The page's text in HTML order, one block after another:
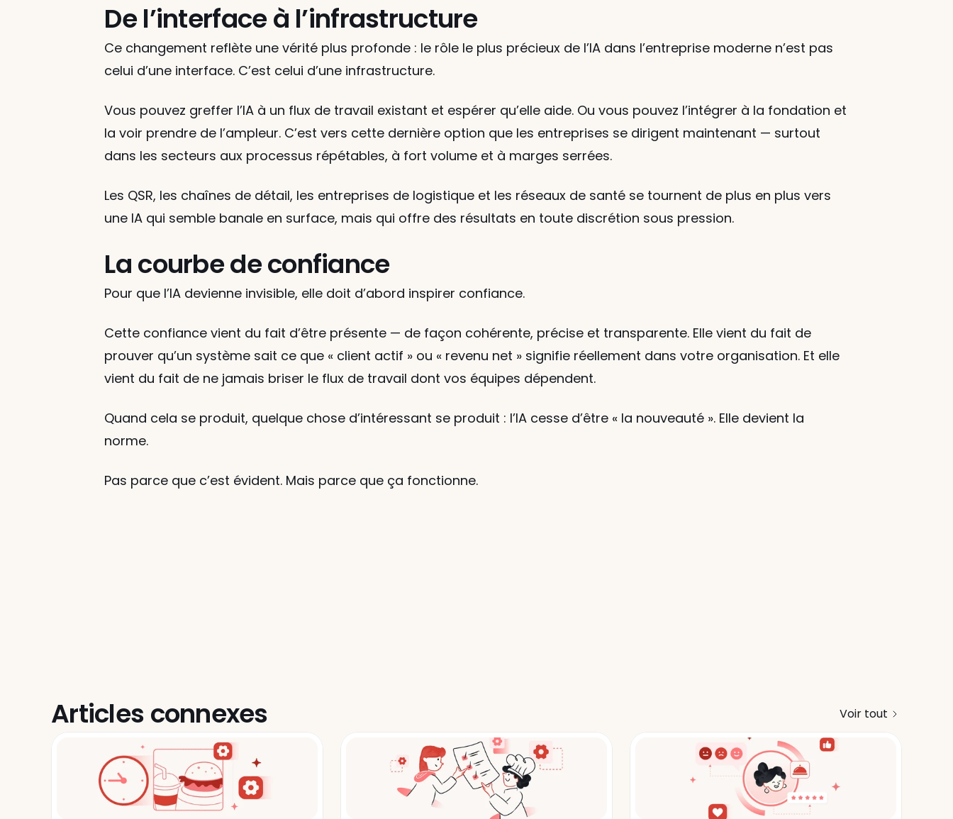
De l’interface à l’infrastructure
Ce changement reflète une vérité plus profonde : le rôle le plus précieux de l’IA dans l’entreprise moderne n’est pas
celui d’une interface. C’est celui d’une infrastructure.
Vous pouvez greffer l’IA à un flux de travail existant et espérer qu’elle aide. Ou vous pouvez l’intégrer à la fondation et
la voir prendre de l’ampleur. C’est vers cette dernière option que les entreprises se dirigent maintenant — surtout
dans les secteurs aux processus répétables, à fort volume et à marges serrées.
Les QSR, les chaînes de détail, les entreprises de logistique et les réseaux de santé se tournent de plus en plus vers
une IA qui semble banale en surface, mais qui offre des résultats en toute discrétion sous pression.
La courbe de confiance
Pour que l’IA devienne invisible, elle doit d’abord inspirer confiance.
Cette confiance vient du fait d’être présente — de façon cohérente, précise et transparente. Elle vient du fait de
prouver qu’un système sait ce que « client actif » ou « revenu net » signifie réellement dans votre organisation. Et elle
vient du fait de ne jamais briser le flux de travail dont vos équipes dépendent.
Quand cela se produit, quelque chose d’intéressant se produit : l’IA cesse d’être « la nouveauté ». Elle devient la
norme.
Pas parce que c’est évident. Mais parce que ça fonctionne.
Articles connexes Voir tout